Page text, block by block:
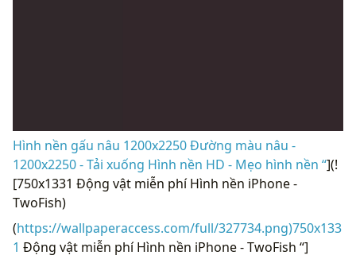
Hình nền gấu nâu 1200x2250 Đường màu nâu -
1200x2250 - Tải xuống Hình nền HD - Mẹo hình nền “](!
[750x1331 Động vật miễn phí Hình nền iPhone -
TwoFish)
(https://wallpaperaccess.com/full/327734.png)750x133
1 Động vật miễn phí Hình nền iPhone - TwoFish “]